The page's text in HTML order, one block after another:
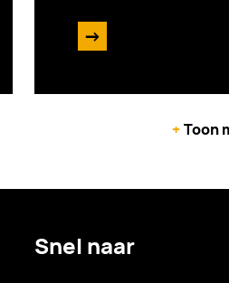
->
+ Toon
Snel naar